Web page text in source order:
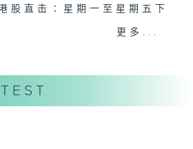
股直击∶星期一至星期五下
更多...